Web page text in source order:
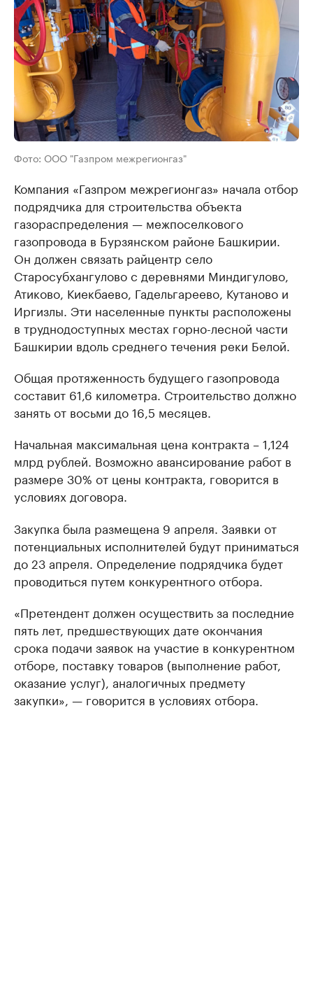
Фото: ООО "Газпром межрегионгаз"
Компания «Газпром межрегионгаз» начала отбор
подрядчика для строительства объекта
газораспределения — межпоселкового
газопровода в Бурзянском районе Башкирии.
Он должен связать райцентр село
Старосубхангулово с деревнями Миндигулово,
Атиково, Киекбаево, Гадельгареево, Кутаново и
Иргизлы. Эти населенные пункты расположены
в труднодоступных местах горно-лесной части
Башкирии вдоль среднего течения реки Белой.
Общая протяженность будущего газопровода
составит 61,6 километра. Строительство должно
занять от восьми до 16,5 месяцев.
Начальная максимальная цена контракта – 1,124
млрд рублей. Возможно авансирование работ в
размере 30% от цены контракта, говорится в
условиях договора.
Закупка была размещена 9 апреля. Заявки от
потенциальных исполнителей будут приниматься
до 23 апреля. Определение подрядчика будет
проводиться путем конкурентного отбора.
«Претендент должен осуществить за последние
пять лет, предшествующих дате окончания
срока подачи заявок на участие в конкурентном
отборе, поставку товаров (выполнение работ,
оказание услуг), аналогичных предмету
закупки», — говорится в условиях отбора.